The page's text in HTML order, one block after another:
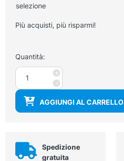
selezione
Più acquisti, più risparmi!
Quantità:
-
Armadietto
spogliatoio
4
ante
(2x2),
cm
quantità
+
AGGIUNGI AL CARRELLO
Spedizione
gratuita